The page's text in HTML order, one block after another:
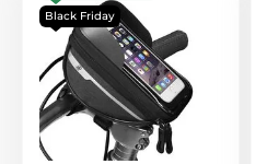
Black Friday